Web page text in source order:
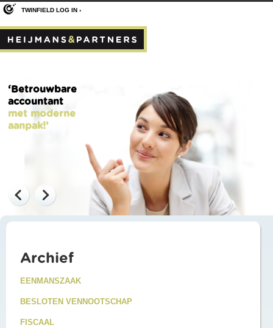
‘Betrouwbare
accountant
met moderne
aanpak!’
TWINFIELD LOG IN ›
Archief
EENMANSZAAK
BESLOTEN VENNOOTSCHAP
FISCAAL